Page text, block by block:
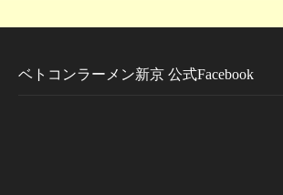
ベトコンラーメン新京 公式Facebook